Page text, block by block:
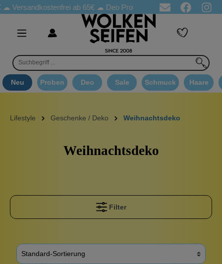
ab 65€☁ Deo Proben in jeder Bestellung ☁
Neu Proben Deo Sale Schmuck Haare
Lifestyle Geschenke / Deko Weihnachtsdeko
Weihnachtsdeko
Filter